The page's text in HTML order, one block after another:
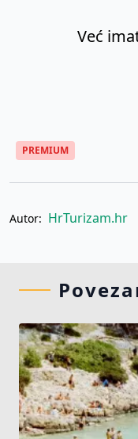
Već
PREMIUM
Autor: HrTurizam.hr